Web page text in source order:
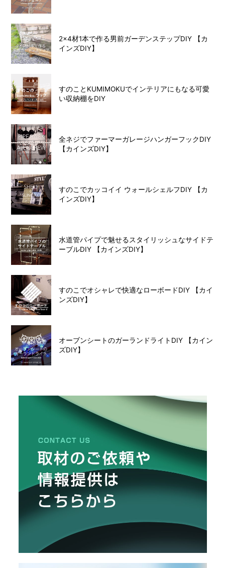
2×4材1本で作る男前ガーデンステップDIY 【カ
インズDIY】
すのことKUMIMOKUでインテリアにもなる可愛
い収納棚をDIY
全ネジでファーマーガレージハンガーフックDIY
【カインズDIY】
すのこでカッコイイ ウォールシェルフDIY 【カ
インズDIY】
水道管パイプで魅せるスタイリッシュなサイドテ
ーブルDIY 【カインズDIY】
すのこでオシャレで快適なローボードDIY 【カイ
ンズDIY】
オーブンシートのガーランドライトDIY 【カイン
ズDIY】